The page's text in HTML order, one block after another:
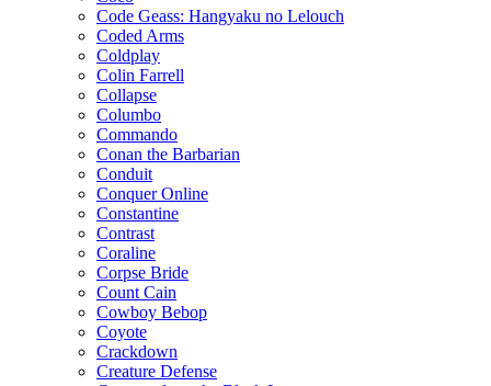
Code Geass: Hangyaku no Lelouch
Coded Arms
Coldplay
Colin Farrell
Collapse
Columbo
Commando
Conan the Barbarian
Conduit
Conquer Online
Constantine
Contrast
Coraline
Corpse Bride
Count Cain
Cowboy Bebop
Coyote
Crackdown
Creature Defense